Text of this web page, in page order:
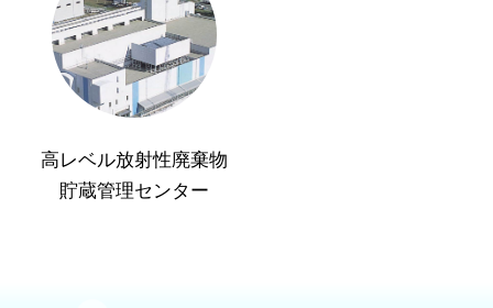
高レベル放射性廃棄物
貯蔵管理センター